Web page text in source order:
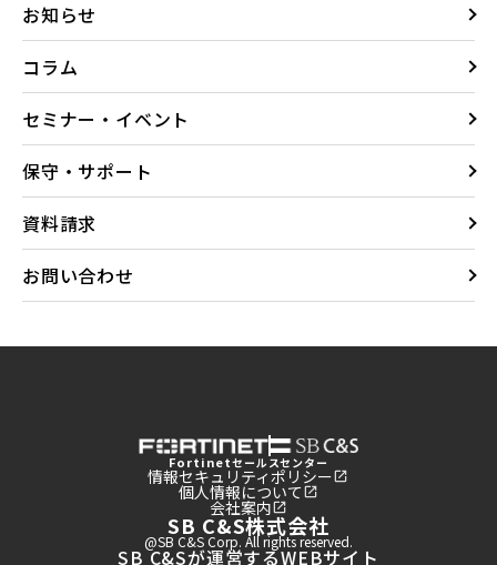
お知らせ
コラム
セミナー・イベント
保守・サポート
資料請求
お問い合わせ
Fortinetセールスセンター
情報セキュリティポリシー
個人情報について
会社案内
SB C&S株式会社
@SB C&S Corp. All rights reserved.
SB C&Sが運営するWEBサイト